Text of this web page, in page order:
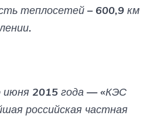
теплосетей – 600,9 км
2015 года — «КЭС
российская частная